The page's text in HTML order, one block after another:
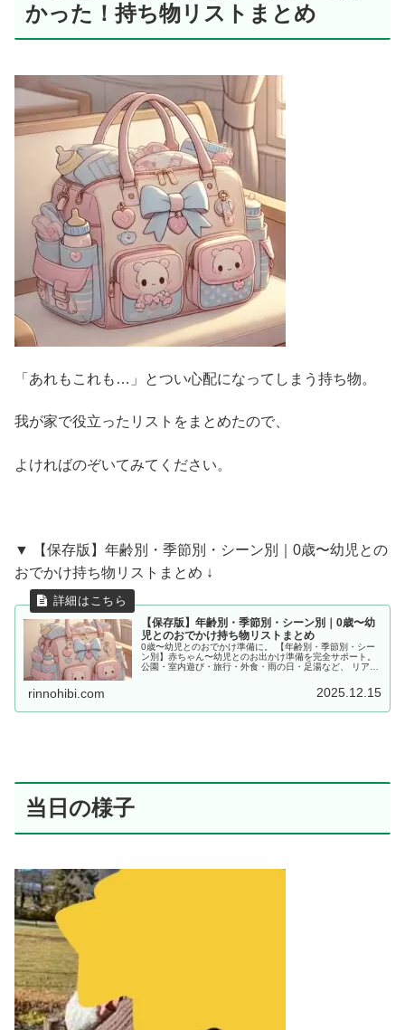
かった！持ち物リストまとめ
「あれもこれも…」とつい心配になってしまう持ち物。
我が家で役立ったリストをまとめたので、
よければのぞいてみてください。
▼ 【保存版】年齢別・季節別・シーン別｜0歳〜幼児との
おでかけ持ち物リストまとめ ↓
【保存版】年齢別・季節別・シーン別｜0歳〜幼
児とのおでかけ持ち物リストまとめ
0歳〜幼児とのおでかけ準備に。 【年齢別・季節別・シー
ン別】赤ちゃん〜幼児とのお出かけ準備を完全サポート。
公園・室内遊び・旅行・外食・雨の日・足湯など、 リアル
rinnohibi.com 2025.12.15
当日の様子